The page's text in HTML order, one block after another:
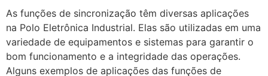
As funções de sincronização têm diversas aplicações
na Polo Eletrônica Industrial. Elas são utilizadas em uma
variedade de equipamentos e sistemas para garantir o
bom funcionamento e a integridade das operações.
Alguns exemplos de aplicações das funções de